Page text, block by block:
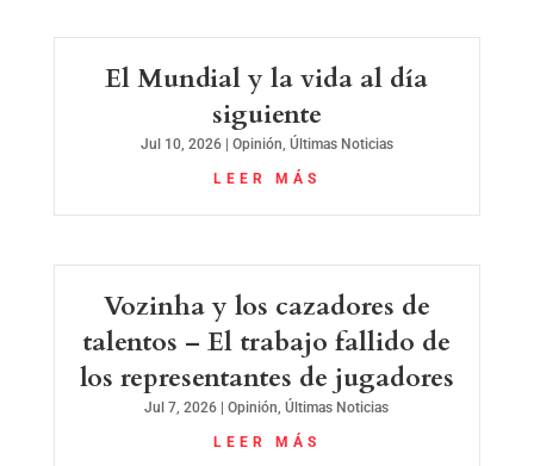
El Mundial y la vida al día
siguiente
Jul 10, 2026| Opinión Últimas Noticias
LEER MÁS
Vozinha y los cazadores de
talentos – El trabajo fallido de
los representantes de jugadores
Jul 7, 2026 |Opinión,Últimas Noticias
LEER MÁS